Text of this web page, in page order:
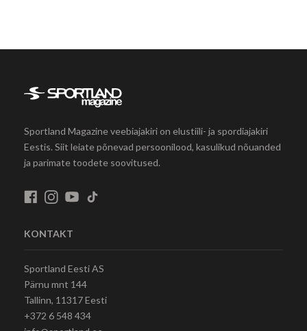
Sportland Magazine veebiajakiri on elustiili- ja spordiajakiri
Eestis. Siit leiate põnevad persoonilood, kasulikud nõuanded
ja parimate toodete soovitused.
KONTAKT
Sportland Eesti AS
Pärnu mnt 144
Tallinn, 11317 Eesti
+372 6 548 434